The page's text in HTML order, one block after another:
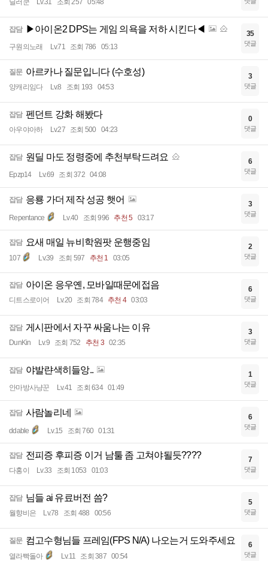
딜러쿤 Lv.31 조회 257 05:48
잡담 ▶아이온2 DPS는 게임 의욕을 저하 시킨다◀
구원의노래 Lv.71 조회 786 05:13
35
댓글
질문 아르카나 질문입니다 (수호성)
양캐리임다 Lv.8 조회 193 04:53
3
댓글
잡담 펜던트 강화 해봤다
아우야아하 Lv.27 조회 500 04:23
0
댓글
잡담 원딜 마도 정령중에 추천부탁드려요
Epzp14 Lv.69 조회 372 04:08
6
댓글
잡담 응룡 가더 제작 성공 햇어
Repentance Lv.40 조회 996 추천 5 03:17
3
댓글
잡담 요새 매일 뉴비학원팟 운행중임
107 Lv.39 조회 597 추천 1 03:05
2
댓글
잡담 아이온 응우옌, 모바일때문에접음
디트스로이어 Lv.20 조회 784 추천 4 03:03
6
댓글
잡담 게시판에서 자꾸 싸움나는 이유
DunKin Lv.9 조회 752 추천 3 02:35
3
댓글
잡담 야발랸색히들앙..
안마방사냥꾼 Lv.41 조회 634 01:49
1
댓글
잡담 사람놀리네
ddable Lv.15 조회 760 01:31
6
댓글
잡담 전피증 후피증 이거 남툴 좀 고쳐야될듯????
다홍이 Lv.33 조회 1053 01:03
7
댓글
잡담 님들 ai 유료버전 씀?
월향비은 Lv.78 조회 488 00:56
5
댓글
질문 컴고수형님들 프레임(FPS N/A) 나오는거 도와주세요
열라빡돌아 Lv.11 조회 387 00:54
6
댓글